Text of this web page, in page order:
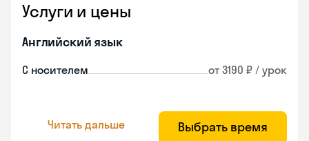
Услуги и цены
Английский язык
С носителем от 3190 ₽ / урок
Читать дальше Выбрать время